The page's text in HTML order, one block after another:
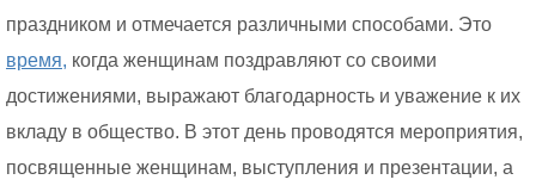
праздником и отмечается различными способами. Это
время, когда женщинам поздравляют со своими
достижениями, выражают благодарность и уважение к их
вкладу в общество. В этот день проводятся мероприятия,
посвященные женщинам, выступления и презентации, а